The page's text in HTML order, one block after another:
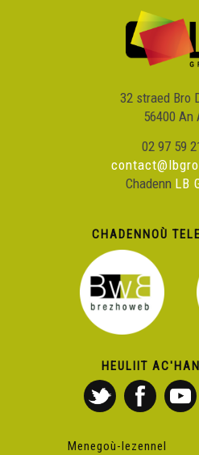
32 straed Bro
56400 An
02 97 59
Chadenn LB
CHADENNOÙ
HEULIIT
Menegoù-lezennel